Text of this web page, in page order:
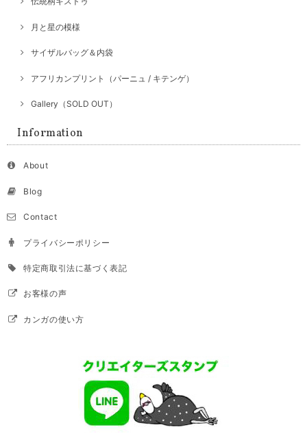
月と星の模様
サイザルバッグ＆内袋
アフリカンプリント（パーニュ / キテンゲ）
Gallery（SOLD OUT）
Information
About
Blog
Contact
プライバシーポリシー
特定商取引法に基づく表記
お客様の声
カンガの使い方